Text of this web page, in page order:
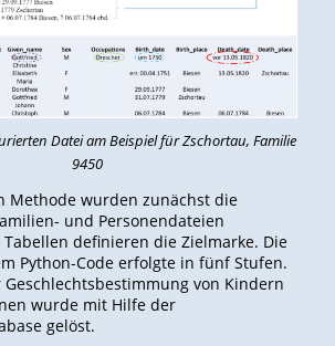
Datei am Beispiel für Zschortau, Familie
9450
Methode wurden zunächst die
und Personendateien
definieren die Zielmarke. Die
Python-Code erfolgte in fünf Stufen.
Geschlechtsbestimmung von Kindern
wurde mit Hilfe der
gelöst.